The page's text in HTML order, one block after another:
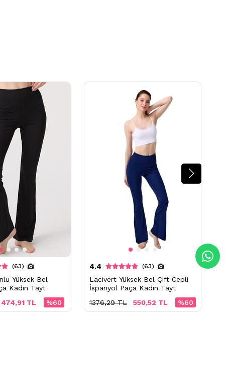
(63)
Yüksek Bel
Kadın Tayt
%60
474,91 TL
4.4 (63)
Lacivert Yüksek Bel Çift Cepli
İspanyol Paça Kadın Tayt
%60
550,52 TL
1376,29 TL